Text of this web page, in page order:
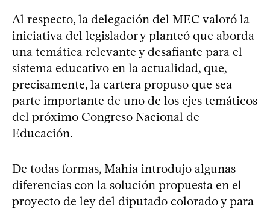
Al respecto, la delegación del MEC valoró la
iniciativa del legislador y planteó que aborda
una temática relevante y desafiante para el
sistema educativo en la actualidad, que,
precisamente, la cartera propuso que sea
parte importante de uno de los ejes temáticos
del próximo Congreso Nacional de
Educación.
De todas formas, Mahía introdujo algunas
diferencias con la solución propuesta en el
proyecto de ley del diputado colorado y para